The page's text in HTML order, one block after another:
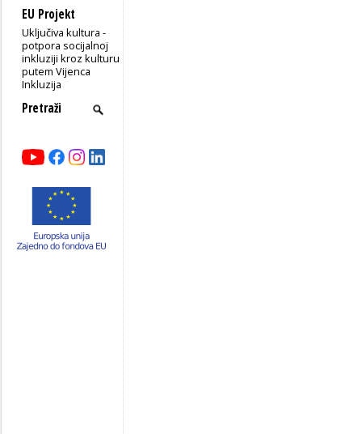
EU Projekt
Uključiva kultura -
potpora socijalnoj
inkluziji kroz kulturu
putem Vijenca
Inkluzija